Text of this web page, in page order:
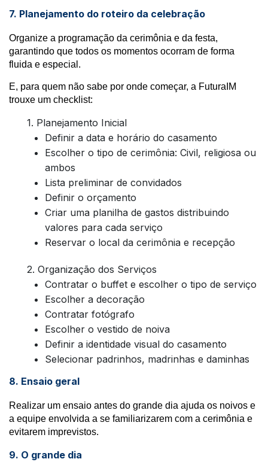
7. Planejamento do roteiro da celebração
Organize a programação da cerimônia e da festa,
garantindo que todos os momentos ocorram de forma
fluida e especial.
E, para quem não sabe por onde começar, a FuturaIM
trouxe um checklist:
1. Planejamento Inicial
Definir a data e horário do casamento
Escolher o tipo de cerimônia: Civil, religiosa ou
ambos
Lista preliminar de convidados
Definir o orçamento
Criar uma planilha de gastos distribuindo
valores para cada serviço
Reservar o local da cerimônia e recepção
2. Organização dos Serviços
Contratar o buffet e escolher o tipo de serviço
Escolher a decoração
Contratar fotógrafo
Escolher o vestido de noiva
Definir a identidade visual do casamento
Selecionar padrinhos, madrinhas e daminhas
8. Ensaio geral
Realizar um ensaio antes do grande dia ajuda os noivos e
a equipe envolvida a se familiarizarem com a cerimônia e
evitarem imprevistos.
9. O grande dia